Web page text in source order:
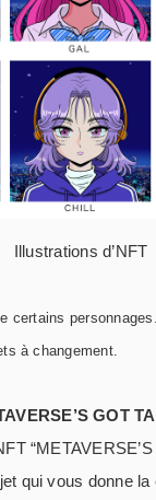
Illustrations d’NFT
certains personnages.
à changement.
GOT
qui vous donne